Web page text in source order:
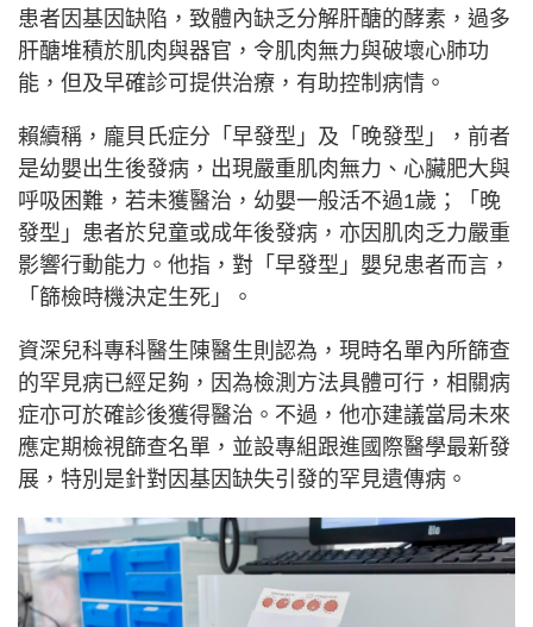
患者因基因缺陷，致體內缺乏分解肝醣的酵素，過多
肝醣堆積於肌肉與器官，令肌肉無力與破壞心肺功
能，但及早確診可提供治療，有助控制病情。
賴續稱，龐貝氏症分「早發型」及「晚發型」，前者
是幼嬰出生後發病，出現嚴重肌肉無力、心臟肥大與
呼吸困難，若未獲醫治，幼嬰一般活不過1歲；「晚
發型」患者於兒童或成年後發病，亦因肌肉乏力嚴重
影響行動能力。他指，對「早發型」嬰兒患者而言，
「篩檢時機決定生死」。
資深兒科專科醫生陳醫生則認為，現時名單內所篩查
的罕見病已經足夠，因為檢測方法具體可行，相關病
症亦可於確診後獲得醫治。不過，他亦建議當局未來
應定期檢視篩查名單，並設專組跟進國際醫學最新發
展，特別是針對因基因缺失引發的罕見遺傳病。